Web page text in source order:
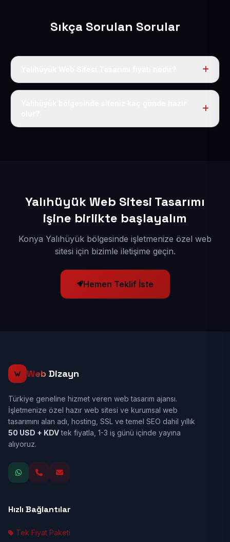
Sıkça Sorulan Sorular
Tek fiyat uygulanır: yıllık 50 USD + KDV. Bu bedele alan
Yalıhüyük Web Sitesi Tasarımı
işine birlikte başlayalım
Konya Yalıhüyük bölgesinde işletmenize özel web
sitesi için bizimle iletişime geçin.
Hemen Teklif İste
Web Dizayn
Türkiye geneline hizmet veren web tasarım ajansı.
İşletmenize özel hazır web sitesi ve kurumsal web
tasarımını alan adı, hosting, SSL ve temel SEO dahil yıllık
50 USD + KDVtek fiyatla, 1-3 iş günü içinde yayına
alıyoruz.
Hızlı Bağlantılar
Tek Fiyat Paketi